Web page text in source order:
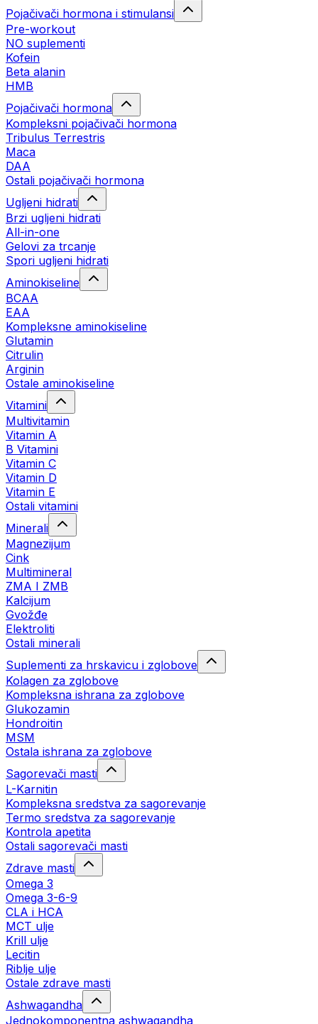
Pojačivači hormona i stimulansi
Pre-workout
NO suplementi
Kofein
Beta alanin
HMB
Pojačivači hormona
Kompleksni pojačivači hormona
Tribulus Terrestris
Maca
DAA
Ostali pojačivači hormona
Ugljeni hidrati
Brzi ugljeni hidrati
All-in-one
Gelovi za trcanje
Spori ugljeni hidrati
Aminokiseline
BCAA
ЕАА
Kompleksne aminokiseline
Glutamin
Citrulin
Arginin
Ostale aminokiseline
Vitamini
Multivitamin
Vitamin A
B Vitamini
Vitamin C
Vitamin D
Vitamin E
Ostali vitamini
Minerali
Magnezijum
Cink
Multimineral
ZMA I ZMB
Kalcijum
Gvožđe
Elektroliti
Ostali minerali
Suplementi za hrskavicu i zglobove
Kolagen za zglobove
Kompleksna ishrana za zglobove
Glukozamin
Hondroitin
MSM
Ostala ishrana za zglobove
Sagorevači masti
L-Karnitin
Kompleksna sredstva za sagorevanje
Termo sredstva za sagorevanje
Kontrola apetita
Ostali sagorevači masti
Zdrave masti
Omega 3
Omega 3-6-9
CLA i HCA
MCT ulje
Krill ulje
Lecitin
Riblje ulje
Ostale zdrave masti
Ashwagandha
Jednokomponentna ashwagandha